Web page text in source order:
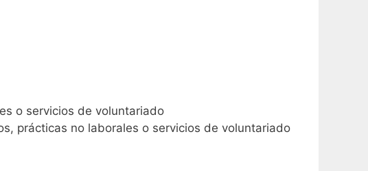
o servicios de voluntariado
prácticas no laborales o servicios de voluntariado